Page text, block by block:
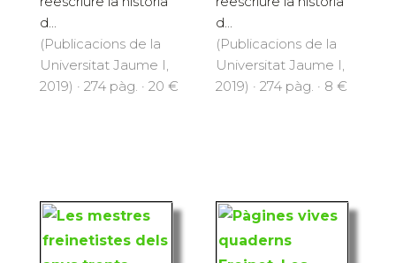
d...
(Publicacions de la
Universitat Jaume I,
2019) · 274 pàg. · 20 €
d...
(Publicacions de la
Universitat Jaume I,
2019) · 274 pàg. · 8 €